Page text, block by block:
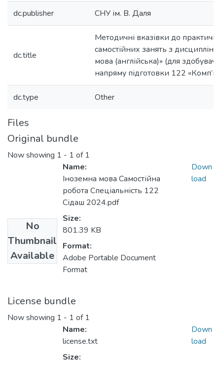
dc.publisher СНУ ім. В. Даля
dc.title
Методичні вказівки до
самостійних занять з дисципліни
мова (англійська)» (для
напряму підготовки 122
dc.type Other
Files
Original bundle
Now showing 1 - 1 of 1
No
Thumbnail
Available
Name:
Іноземна мова Самостійна
робота Спеціальність 122
Сідаш 2024.pdf
Size:
801.39 KB
Format:
Adobe Portable Document
Format
Down
load
License bundle
Now showing 1 - 1 of 1
Name:
license.txt
Size:
Down
load